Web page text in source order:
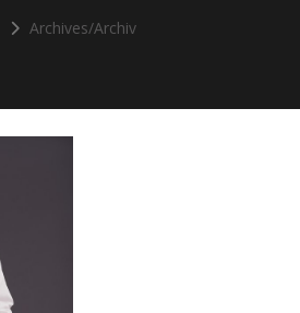
Archives/Archiv